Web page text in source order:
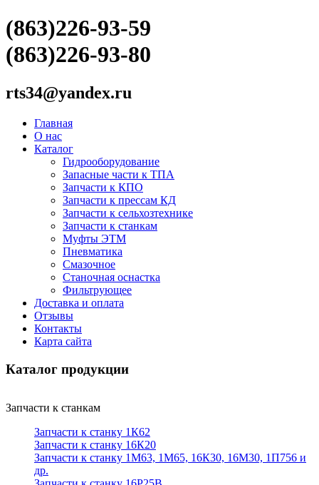
(863)226-93-59
(863)226-93-80
rts34@yandex.ru
Главная
О нас
Каталог
Гидрооборудование
Запасные части к ТПА
Запчасти к КПО
Запчасти к прессам КД
Запчасти к сельхозтехнике
Запчасти к станкам
Муфты ЭТМ
Пневматика
Смазочное
Станочная оснастка
Фильтрующее
Доставка и оплата
Отзывы
Контакты
Карта сайта
Каталог продукции
Запчасти к станкам
Запчасти к станку 1К62
Запчасти к станку 16К20
Запчасти к станку 1М63, 1М65, 16К30, 16М30, 1П756 и
др.